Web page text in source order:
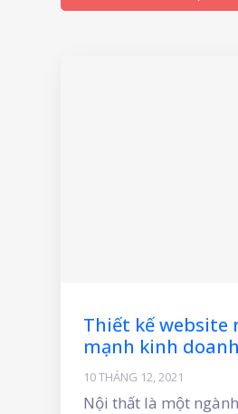
Thiết kế website
mạnh kinh
10 THÁNG 12, 2021
Nội thất là một